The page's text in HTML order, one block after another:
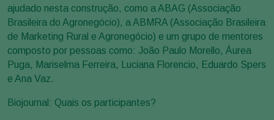
ajudado nesta construção, como a ABAG (Associação
Brasileira do Agronegócio), a ABMRA (Associação Brasileira
de Marketing Rural e Agronegócio) e um grupo de mentores
composto por pessoas como: João Paulo Morello, Áurea
Puga, Mariselma Ferreira, Luciana Florencio, Eduardo Spers
e Ana Vaz.
Biojournal: Quais os participantes?